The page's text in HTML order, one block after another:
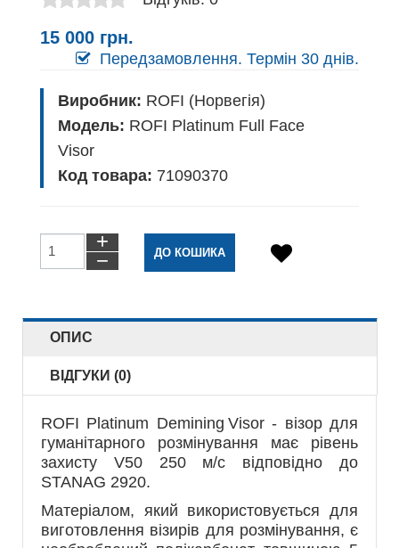
15 000 грн.
Передзамовлення. Термін 30 днів.
Виробник: ROFI (Норвегія)
Модель: ROFI Platinum Full Face
Visor
Код товара: 71090370
−
+
ОПИС
ВІДГУКИ (0)
ROFI Platinum Demining Visor - візор для
гуманітарного розмінування має рівень
захисту V50 250 м/с відповідно до
STANAG 2920.
Матеріалом, який використовується для
виготовлення візирів для розмінування, є